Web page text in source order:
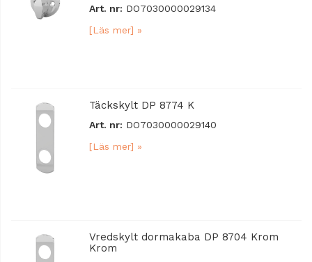
Art. nr: DO7030000029134
[Läs mer] »
Täckskylt DP 8774 K
Art. nr: DO7030000029140
[Läs mer] »
Vredskylt dormakaba DP 8704 Krom
Krom